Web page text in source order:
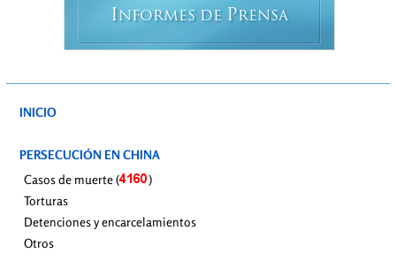
INFORMES DE PRENSA
INICIO
PERSECUCIÓN EN CHINA
Casos de muerte (
)
Torturas
Detenciones y encarcelamientos
Otros